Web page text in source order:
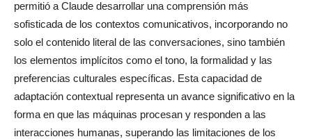
permitió a Claude desarrollar una comprensión más
sofisticada de los contextos comunicativos, incorporando no
solo el contenido literal de las conversaciones, sino también
los elementos implícitos como el tono, la formalidad y las
preferencias culturales específicas. Esta capacidad de
adaptación contextual representa un avance significativo en la
forma en que las máquinas procesan y responden a las
interacciones humanas, superando las limitaciones de los